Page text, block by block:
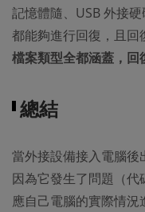
記憶體隨、USB 外接
都能夠進行回復，且回
檔案類型全都涵蓋，回
總結
當外接設備接入電腦後
因為它發生了問題（
應自己電腦的實際情況